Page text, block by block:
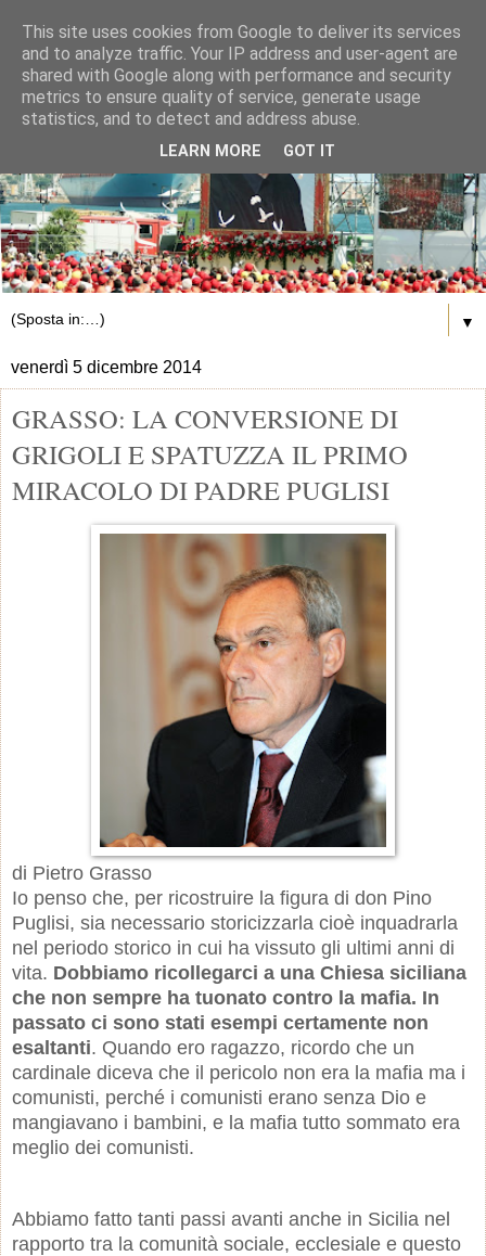
▼
venerdì 5 dicembre 2014
GRASSO: LA CONVERSIONE DI
GRIGOLI E SPATUZZA IL PRIMO
MIRACOLO DI PADRE PUGLISI
di Pietro Grasso
Io penso che, per ricostruire la figura di don Pino
Puglisi, sia necessario storicizzarla cioè inquadrarla
nel periodo storico in cui ha vissuto gli ultimi anni di
vita. Dobbiamo ricollegarci a una Chiesa siciliana
che non sempre ha tuonato contro la mafia. In
passato ci sono stati esempi certamente non
esaltanti. Quando ero ragazzo, ricordo che un
cardinale diceva che il pericolo non era la mafia ma i
comunisti, perché i comunisti erano senza Dio e
mangiavano i bambini, e la mafia tutto sommato era
meglio dei comunisti.
Abbiamo fatto tanti passi avanti anche in Sicilia nel
rapporto tra la comunità sociale, ecclesiale e questo
This site uses cookies from Google to deliver its services
and to analyze traffic. Your IP address and user-agent are
shared with Google along with performance and security
metrics to ensure quality of service, generate usage
statistics, and to detect and address abuse.
LEARN MORE GOT IT